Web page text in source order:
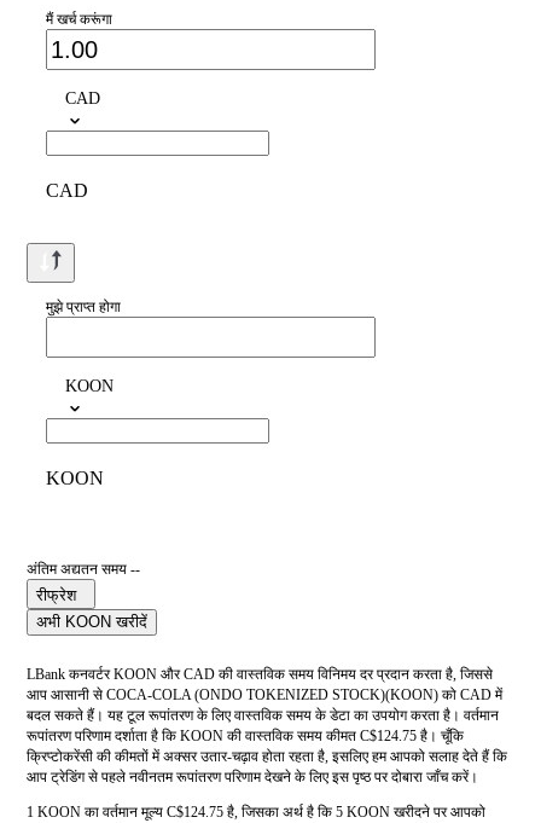
मैं खर्च करूंगा
CAD
CAD
मुझे प्राप्त होगा
KOON
KOON
अंतिम अद्यतन समय --
रीफ्रेश
अभी KOON खरीदें
LBank कनवर्टर KOON और CAD की वास्तविक समय विनिमय दर प्रदान करता है, जिससे
आप आसानी से COCA-COLA (ONDO TOKENIZED STOCK)(KOON) को CAD में
बदल सकते हैं। यह टूल रूपांतरण के लिए वास्तविक समय के डेटा का उपयोग करता है। वर्तमान
रूपांतरण परिणाम दर्शाता है कि KOON की वास्तविक समय कीमत C$124.75 है। चूँकि
क्रिप्टोकरेंसी की कीमतों में अक्सर उतार-चढ़ाव होता रहता है, इसलिए हम आपको सलाह देते हैं कि
आप ट्रेडिंग से पहले नवीनतम रूपांतरण परिणाम देखने के लिए इस पृष्ठ पर दोबारा जाँच करें।
1 KOON का वर्तमान मूल्य C$124.75 है, जिसका अर्थ है कि 5 KOON खरीदने पर आपको